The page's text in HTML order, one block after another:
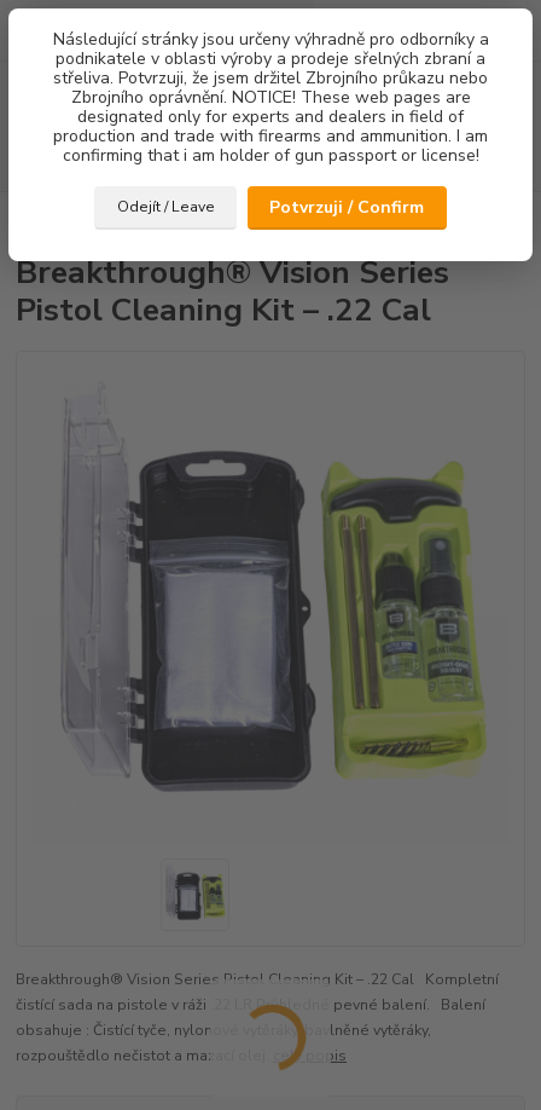
Následující stránky jsou určeny výhradně pro odborníky a
podnikatele v oblasti výroby a prodeje sřelných zbraní a
střeliva. Potvrzuji, že jsem držitel Zbrojního průkazu nebo
Zbrojního oprávnění. NOTICE! These web pages are
designated only for experts and dealers in field of
production and trade with firearms and ammunition. I am
confirming that i am holder of gun passport or license!
Odejít / Leave Potvrzuji / Confirm
Menu
Hledat
za0,00 Kč
Breakthrough® Vision Series Pistol Cleaning Kit – .22 Cal
Breakthrough® Vision Series
Pistol Cleaning Kit – .22 Cal
Breakthrough® Vision Series Pistol Cleaning Kit – .22 Cal Kompletní
čistící sada na pistole v ráži .22 LR Průhledné pevné balení. Balení
obsahuje : Čistící tyče, nylonové vytěráky, bavlněné vytěráky,
rozpouštědlo nečistot a mazací olej.
celý popis